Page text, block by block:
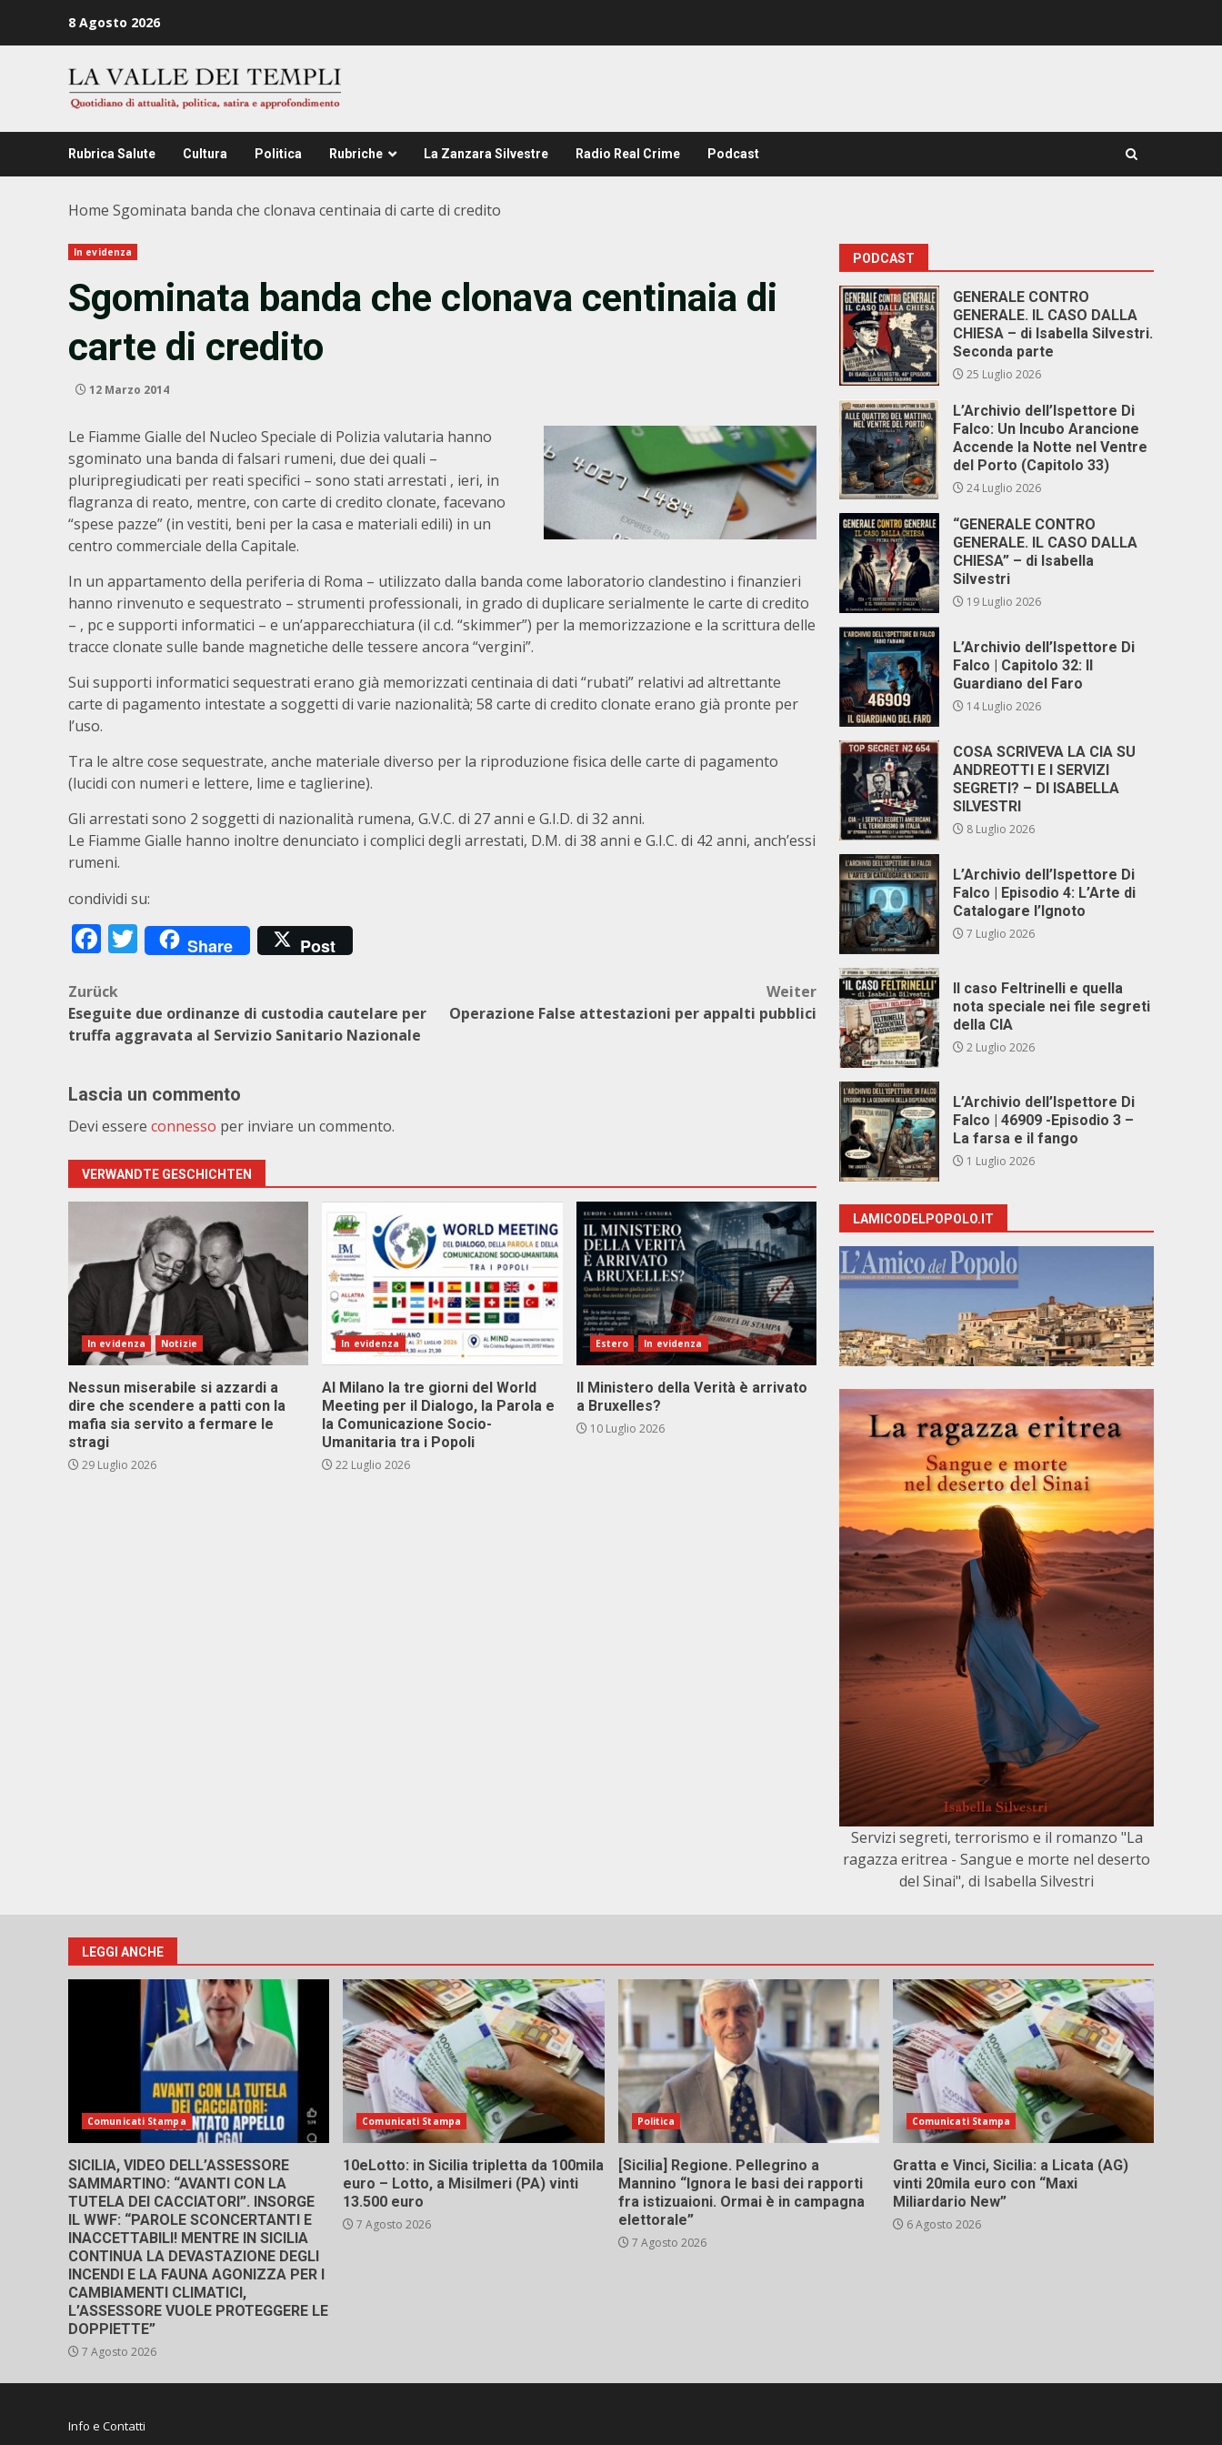
8 Agosto 2026
Rubrica Salute Cultura Politica Rubriche La Zanzara Silvestre Radio Real Crime Podcast
Home Sgominata banda che clonava centinaia di carte di credito
In evidenza
Sgominata banda che clonava centinaia di
carte di credito
12 Marzo 2014
Le Fiamme Gialle del Nucleo Speciale di Polizia valutaria hanno
sgominato una banda di falsari rumeni, due dei quali –
pluripregiudicati per reati specifici – sono stati arrestati , ieri, in
flagranza di reato, mentre, con carte di credito clonate, facevano
“spese pazze” (in vestiti, beni per la casa e materiali edili) in un
centro commerciale della Capitale.
In un appartamento della periferia di Roma – utilizzato dalla banda come laboratorio clandestino i finanzieri
hanno rinvenuto e sequestrato – strumenti professionali, in grado di duplicare serialmente le carte di credito
– , pc e supporti informatici – e un’apparecchiatura (il c.d. “skimmer”) per la memorizzazione e la scrittura delle
tracce clonate sulle bande magnetiche delle tessere ancora “vergini”.
Sui supporti informatici sequestrati erano già memorizzati centinaia di dati “rubati” relativi ad altrettante
carte di pagamento intestate a soggetti di varie nazionalità; 58 carte di credito clonate erano già pronte per
l’uso.
Tra le altre cose sequestrate, anche materiale diverso per la riproduzione fisica delle carte di pagamento
(lucidi con numeri e lettere, lime e taglierine).
Gli arrestati sono 2 soggetti di nazionalità rumena, G.V.C. di 27 anni e G.I.D. di 32 anni.
Le Fiamme Gialle hanno inoltre denunciato i complici degli arrestati, D.M. di 38 anni e G.I.C. di 42 anni, anch’essi
rumeni.
condividi su:
Facebook
Twitter
Share Post
Beitragsnavigation
Zurück
Eseguite due ordinanze di custodia cautelare per
truffa aggravata al Servizio Sanitario Nazionale
Weiter
Operazione False attestazioni per appalti pubblici
Lascia un commento
Devi essere connesso per inviare un commento.
VERWANDTE GESCHICHTEN
In evidenza Notizie
Nessun miserabile si azzardi a
dire che scendere a patti con la
mafia sia servito a fermare le
stragi
29 Luglio 2026
In evidenza
Al Milano la tre giorni del World
Meeting per il Dialogo, la Parola e
la Comunicazione Socio-
Umanitaria tra i Popoli
22 Luglio 2026
Estero In evidenza
Il Ministero della Verità è arrivato
a Bruxelles?
10 Luglio 2026
PODCAST
GENERALE CONTRO
GENERALE. IL CASO DALLA
CHIESA – di Isabella Silvestri.
Seconda parte
25 Luglio 2026
L’Archivio dell’Ispettore Di
Falco: Un Incubo Arancione
Accende la Notte nel Ventre
del Porto (Capitolo 33)
24 Luglio 2026
“GENERALE CONTRO
GENERALE. IL CASO DALLA
CHIESA” – di Isabella
Silvestri
19 Luglio 2026
L’Archivio dell’Ispettore Di
Falco | Capitolo 32: Il
Guardiano del Faro
14 Luglio 2026
COSA SCRIVEVA LA CIA SU
ANDREOTTI E I SERVIZI
SEGRETI? – DI ISABELLA
SILVESTRI
8 Luglio 2026
L’Archivio dell’Ispettore Di
Falco | Episodio 4: L’Arte di
Catalogare l’Ignoto
7 Luglio 2026
Il caso Feltrinelli e quella
nota speciale nei file segreti
della CIA
2 Luglio 2026
L’Archivio dell’Ispettore Di
Falco | 46909 -Episodio 3 –
La farsa e il fango
1 Luglio 2026
LAMICODELPOPOLO.IT
Servizi segreti, terrorismo e il romanzo "La
ragazza eritrea - Sangue e morte nel deserto
del Sinai", di Isabella Silvestri
LEGGI ANCHE
Comunicati Stampa
SICILIA, VIDEO DELL’ASSESSORE
SAMMARTINO: “AVANTI CON LA
TUTELA DEI CACCIATORI”. INSORGE
IL WWF: “PAROLE SCONCERTANTI E
INACCETTABILI! MENTRE IN SICILIA
CONTINUA LA DEVASTAZIONE DEGLI
INCENDI E LA FAUNA AGONIZZA PER I
CAMBIAMENTI CLIMATICI,
L’ASSESSORE VUOLE PROTEGGERE LE
DOPPIETTE”
7 Agosto 2026
Comunicati Stampa
10eLotto: in Sicilia tripletta da 100mila
euro – Lotto, a Misilmeri (PA) vinti
13.500 euro
7 Agosto 2026
Politica
[Sicilia] Regione. Pellegrino a
Mannino “Ignora le basi dei rapporti
fra istizuaioni. Ormai è in campagna
elettorale”
7 Agosto 2026
Comunicati Stampa
Gratta e Vinci, Sicilia: a Licata (AG)
vinti 20mila euro con “Maxi
Miliardario New”
6 Agosto 2026
Info e Contatti